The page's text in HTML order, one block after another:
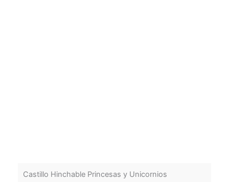
Castillo Hinchable Princesas y Unicornios